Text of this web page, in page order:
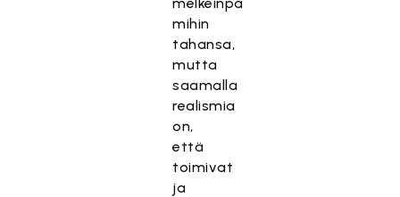
mihin
tahansa,
mutta
saamalla
realismia
on,
että
toimivat
ja